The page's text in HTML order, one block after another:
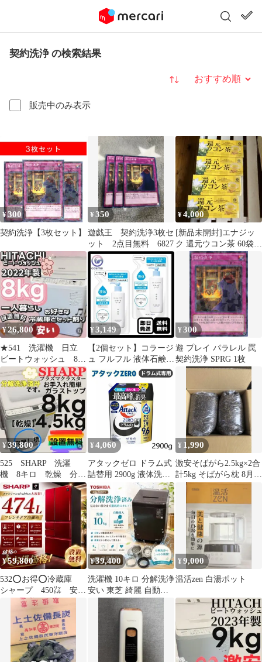
契約洗浄 の検索結果
販売中のみ表示
並び替え
¥300
契約洗浄【3枚セット】
¥350
遊戯王 契約洗浄3枚セ
ット 2点目無料 6827
¥4,000
[新品未開封]エナジッ
ク 還元ウコン茶 60袋x
¥26,800
★541 洗濯機 日立
ビートウォッシュ 8キ
ロ 安い 綺麗 設置
無料 中古
¥3,149
【2個セット】コラージ
ュ フルフル 液体石鹸
詰め替え 200mL リキッ
ドソープ ボディソープ
¥300
遊 プレイ パラレル 罠
契約洗浄 SPRG 1枚
¥39,800
525 SHARP 洗濯
機 8キロ 乾燥 分解
洗浄 綺麗 設置無
料 安い‼️
¥ 4,060
アタックゼロ ドラム式
詰替用 2900g 液体洗剤
大容量 抗菌 除菌 消臭
濃縮洗浄 中性 詰め替え
アタック ゼロ アタック
ゼロ詰め替え 中性洗剤
洗濯 洗濯用洗剤 詰め替
え 濃縮 アタック洗剤
¥ 1,990
激安そばがら2.5kg×2合
計5kg そばがら枕 8月末
まで
¥59,800
532⭕️お得⭕️冷蔵庫
シャープ 450㍑ 安
い 設置無料 両開
き 大型 綺麗 赤
¥39,400
洗濯機 10キロ 分解洗浄
安い 東芝 綺麗 自動投
入 設置無料 冷蔵庫セッ
¥9,000
温活zen 白湯ポット